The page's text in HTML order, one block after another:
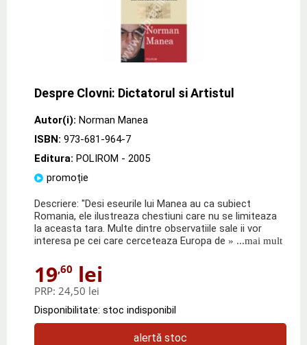
Despre Clovni: Dictatorul si Artistul
Autor(i): Norman Manea
ISBN: 973-681-964-7
Editura: POLIROM - 2005
promoție
Descriere: "Desi eseurile lui Manea au ca subiect
Romania, ele ilustreaza chestiuni care nu se limiteaza
la aceasta tara. Multe dintre observatiile sale ii vor
interesa pe cei care cerceteaza Europa de » ...mai mult
19,60 lei
PRP: 24,50 lei
Disponibilitate: stoc indisponibil
alertă stoc